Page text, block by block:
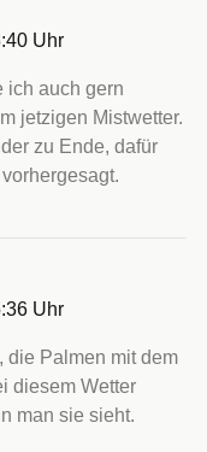
Uhr
ich auch gern
jetzigen Mistwetter.
zu Ende, dafür
Uhr
die Palmen mit dem
diesem Wetter
man sie sieht.